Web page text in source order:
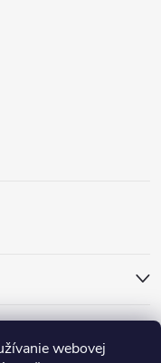
webovej
pre dvojice